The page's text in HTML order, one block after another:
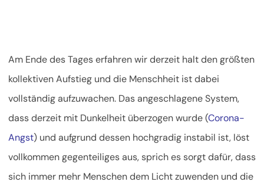
Am Ende des Tages erfahren wir derzeit halt den größten
kollektiven Aufstieg und die Menschheit ist dabei
vollständig aufzuwachen. Das angeschlagene System,
dass derzeit mit Dunkelheit überzogen wurde (Corona-
Angst) und aufgrund dessen hochgradig instabil ist, löst
vollkommen gegenteiliges aus, sprich es sorgt dafür, dass
sich immer mehr Menschen dem Licht zuwenden und die